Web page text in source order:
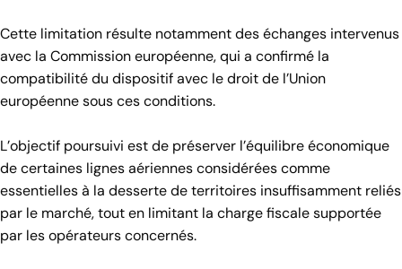
Cette limitation résulte notamment des échanges intervenus
avec la Commission européenne, qui a confirmé la
compatibilité du dispositif avec le droit de l’Union
européenne sous ces conditions.
L’objectif poursuivi est de préserver l’équilibre économique
de certaines lignes aériennes considérées comme
essentielles à la desserte de territoires insuffisamment reliés
par le marché, tout en limitant la charge fiscale supportée
par les opérateurs concernés.